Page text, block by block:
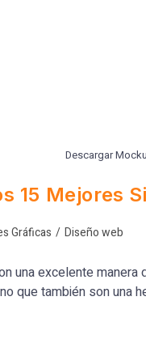
Descargar
15 Mejores
Gráficas / Diseño web
una excelente
que también son una